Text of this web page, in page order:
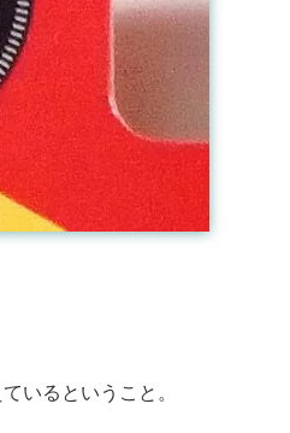
いるということ。